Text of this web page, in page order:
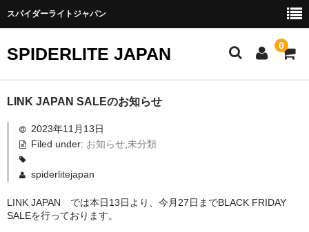
スパイダーライトジャパン
SPIDERLITE JAPAN 0
ホーム
RE雨宮
FD3S
LINK JAPAN SALEのお知らせ
2023年11月13日
Filed under: お知らせ, 未分類
spiderlitejapan
LINK JAPAN では本日13日より、今月27日までBLACK FRIDAY
SALEを行っております。